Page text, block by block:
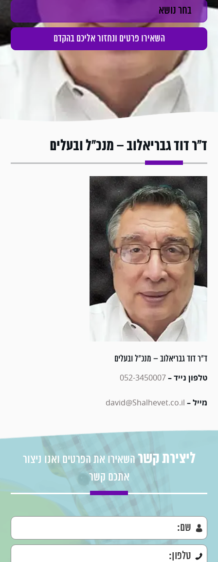
ד"ר דוד גבריאלוב – מנכ"ל ובעלים
ד"ר דוד גבריאלוב – מנכ"ל ובעלים
טלפון נייד – 052-3450007
מייל – david@Shalhevet.co.il
ליצירת קשרהשאירו את הפרטים ואנו ניצור
אתכם קשר